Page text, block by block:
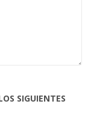
SIGUIENTES